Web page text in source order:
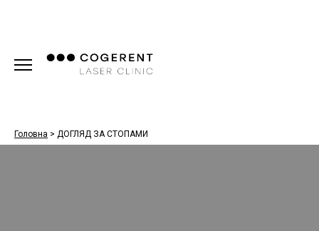
Головна > ДОГЛЯД ЗА СТОПАМИ